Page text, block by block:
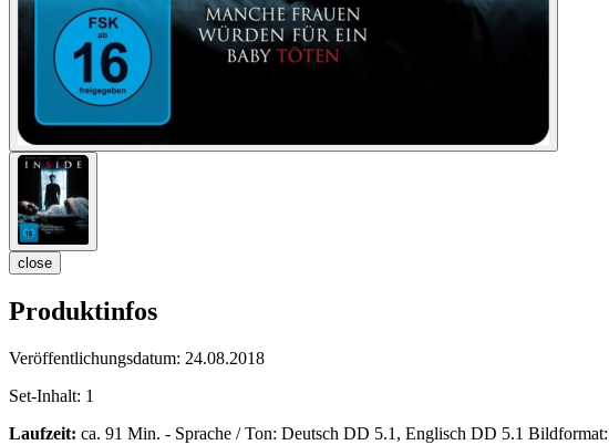
close
Produktinfos
Veröffentlichungsdatum: 24.08.2018
Set-Inhalt: 1
Laufzeit: ca. 91 Min. - Sprache / Ton: Deutsch DD 5.1, Englisch DD 5.1